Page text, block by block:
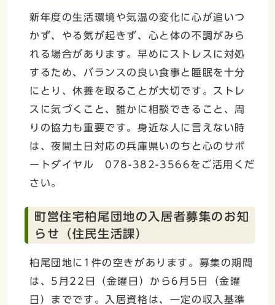
新年度の生活環境や気温の変化に心が追いつ
かず、やる気が起きず、心と体の不調がみら
れる場合があります。早めにストレスに対処
するため、バランスの良い食事と睡眠を十分
にとり、休養を取ることが大切です。ストレ
スに気づくこと、誰かに相談できること、周
りの協力も重要です。身近な人に言えない時
は、夜間土日対応の兵庫県いのちと心のサポ
ートダイヤル 078-382-3566をご活用くだ
さい。
町営住宅柏尾団地の入居者募集のお知
らせ（住民生活課）
柏尾団地に1件の空きがあります。募集の期間
は、5月22日（金曜日）から6月5日（金曜
日）までです。入居資格は、一定の収入基準